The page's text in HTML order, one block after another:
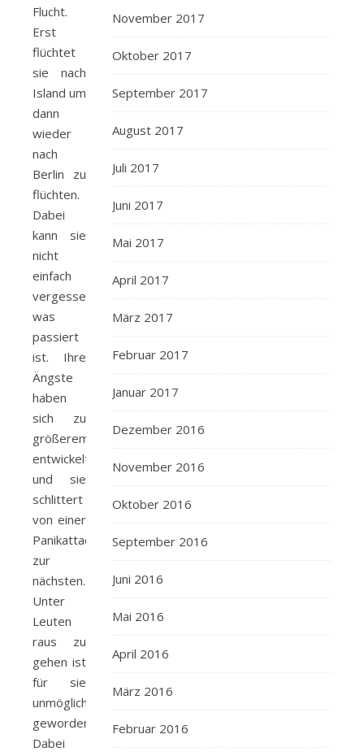
Flucht.
Erst
flüchtet
sie nach
Island um
dann
wieder
nach
Berlin zu
flüchten.
Dabei
kann sie
nicht
einfach
vergessen
was
passiert
ist. Ihre
Ängste
haben
sich zu
größerem
entwickelt
und sie
schlittert
von einer
Panikattacke
zur
nächsten.
Unter
Leuten
raus zu
gehen ist
für sie
unmöglich
geworden.
Dabei
November 2017
Oktober 2017
September 2017
August 2017
Juli 2017
Juni 2017
Mai 2017
April 2017
März 2017
Februar 2017
Januar 2017
Dezember 2016
November 2016
Oktober 2016
September 2016
Juni 2016
Mai 2016
April 2016
März 2016
Februar 2016